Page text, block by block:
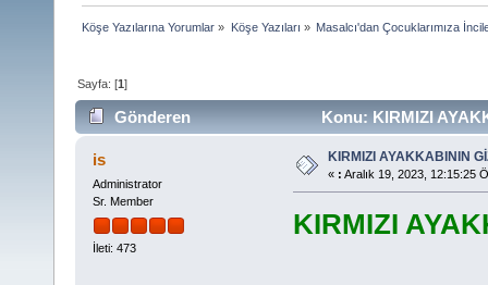
Köşe Yazılarına Yorumlar » Köşe Yazıları » Masalcı'dan Çocuklarımıza
Sayfa: [1]
Gönderen Konu: KIRMIZI
is
Administrator
Sr. Member
İleti: 473
KIRMIZI AYAKKABININ
« : Aralık 19, 2023, 12:15:25
KIRMIZI